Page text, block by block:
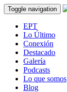
Toggle navigation
EPT
Lo Último
Conexión
Destacado
Galería
Podcasts
Lo que somos
Blog